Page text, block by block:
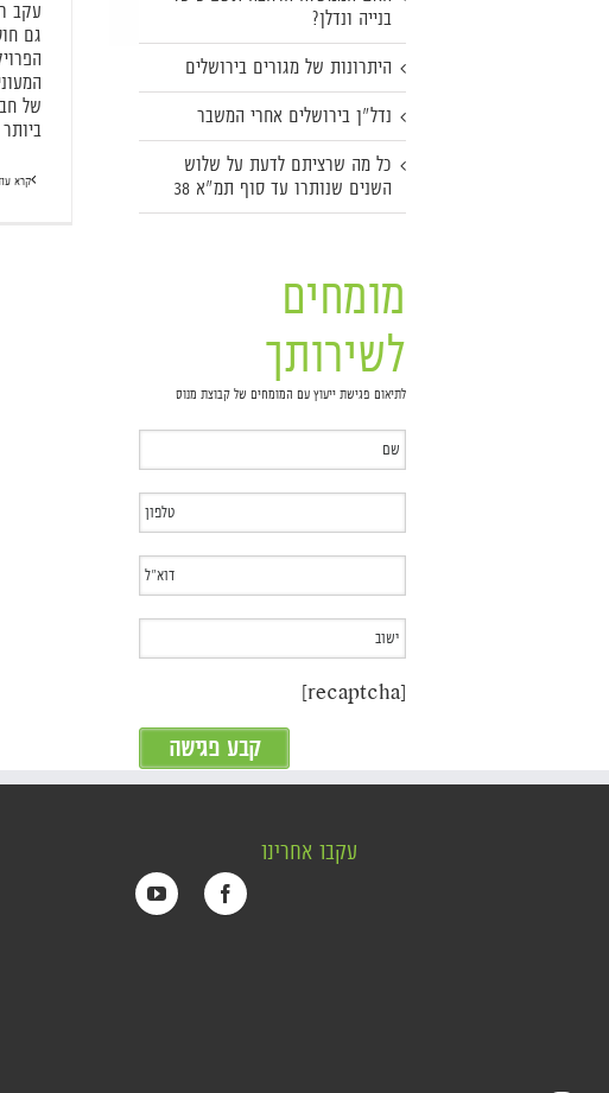
עקב
גם
של
קרא
בנייה ונדלן?
היתרונות של מגורים בירושלים
נדל"ן בירושלים אחרי המשבר
כל מה שרציתם לדעת על שלוש
השנים שנותרו עד סוף תמ"א 38
מומחים
לשירותך
לתיאום פגישת ייעוץ עם המומחים של קבוצת מנוס
[recaptcha]
עקבו אחרינו